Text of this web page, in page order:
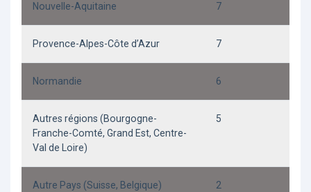
Nouvelle-Aquitaine 7
Provence-Alpes-Côte d’Azur 7
Normandie 6
Autres régions (Bourgogne-
Franche-Comté, Grand Est, Centre-
Val de Loire)
5
Autre Pays (Suisse, Belgique) 2